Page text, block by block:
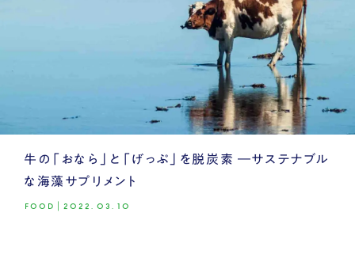
牛の「おなら」と「げっぷ」を脱炭素 ―サステナブル
な海藻サプリメント
FOOD 2022.03.10